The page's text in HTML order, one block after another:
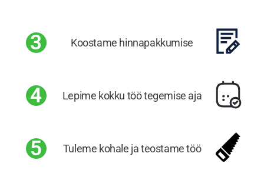
3 Koostame hinnapakkumise
4 Lepime kokku töö tegemise aja
5 Tuleme kohale ja teostame töö